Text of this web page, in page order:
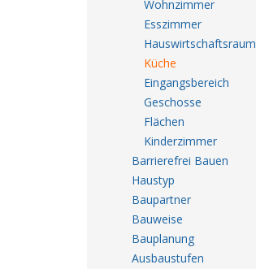
Wohnzimmer
Esszimmer
Hauswirtschaftsraum
Küche
Eingangsbereich
Geschosse
Flächen
Kinderzimmer
Barrierefrei Bauen
Haustyp
Baupartner
Bauweise
Bauplanung
Ausbaustufen